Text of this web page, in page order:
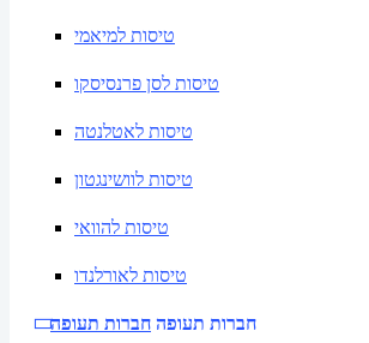
טיסות למיאמי
טיסות לסן פרנסיסקו
טיסות לאטלנטה
טיסות לוושינגטון
טיסות להוואי
טיסות לאורלנדו
חברות תעופה חברות תעופה